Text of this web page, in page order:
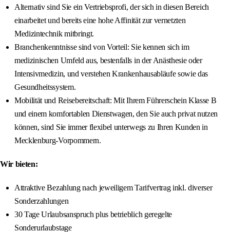
Alternativ sind Sie ein Vertriebsprofi, der sich in diesen Bereich
einarbeitet und bereits eine hohe Affinität zur vernetzten
Medizintechnik mitbringt.
Branchenkenntnisse sind von Vorteil: Sie kennen sich im
medizinischen Umfeld aus, bestenfalls in der Anästhesie oder
Intensivmedizin, und verstehen Krankenhausabläufe sowie das
Gesundheitssystem.
Mobilität und Reisebereitschaft: Mit Ihrem Führerschein Klasse B
und einem komfortablen Dienstwagen, den Sie auch privat nutzen
können, sind Sie immer flexibel unterwegs zu Ihren Kunden in
Mecklenburg-Vorpommern.
Wir bieten:
Attraktive Bezahlung nach jeweiligem Tarifvertrag inkl. diverser
Sonderzahlungen
30 Tage Urlaubsanspruch plus betrieblich geregelte
Sonderurlaubstage